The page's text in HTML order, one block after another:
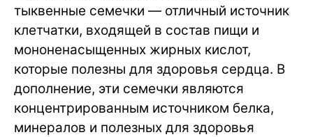
тыквенные семечки — отличный источник
клетчатки, входящей в состав пищи и
мононенасыщенных жирных кислот,
которые полезны для здоровья сердца. В
дополнение, эти семечки являются
концентрированным источником белка,
минералов и полезных для здоровья